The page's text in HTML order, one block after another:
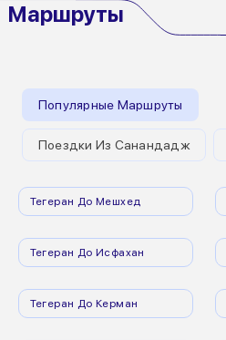
Маршруты
Популярные Маршруты
Поездки Из Санандадж
Тегеран До Мешхед
Тегеран До Исфахан
Тегеран До Керман